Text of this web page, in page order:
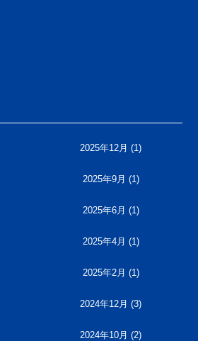
2025年12月 (1)
2025年9月 (1)
2025年6月 (1)
2025年4月 (1)
2025年2月 (1)
2024年12月 (3)
2024年10月 (2)